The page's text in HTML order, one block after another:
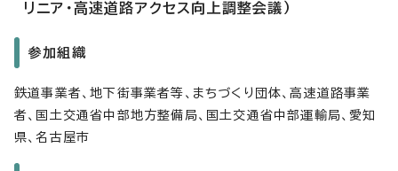
リニア・高速道路アクセス向上調整会議）
参加組織
鉄道事業者、地下街事業者等、まちづくり団体、高速道路事業
者、国土交通省中部地方整備局、国土交通省中部運輸局、愛知
県、名古屋市